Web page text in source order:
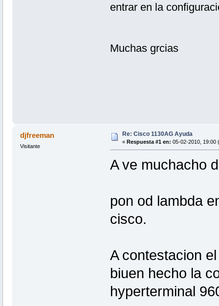
entrar en la
Muchas grcias
djfreeman
Visitante
Re: Cisco 1130AG Ayuda
« Respuesta #1 en: 05-02-2010, 19:00
A ve muchacho
pon od lambda
cisco.
A contestacion
biuen hecho la
hyperterminal